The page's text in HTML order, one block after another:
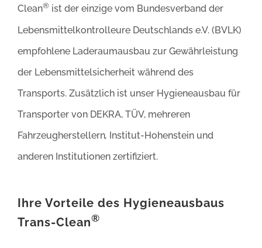
Clean®ist der einzige vom Bundesverband der
Lebensmittelkontrolleure Deutschlands e.V. (BVLK)
empfohlene Laderaumausbau zur Gewährleistung
der Lebensmittelsicherheit während des
Transports. Zusätzlich ist unser Hygieneausbau für
Transporter von DEKRA, TÜV, mehreren
Fahrzeugherstellern, Institut-Hohenstein und
anderen Institutionen zertifiziert.
Ihre Vorteile des Hygieneausbaus
Trans-Clean®